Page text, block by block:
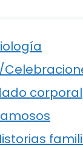
corporal